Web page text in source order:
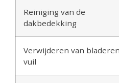
Reiniging van de
dakbedekking
Verwijderen van
vuil